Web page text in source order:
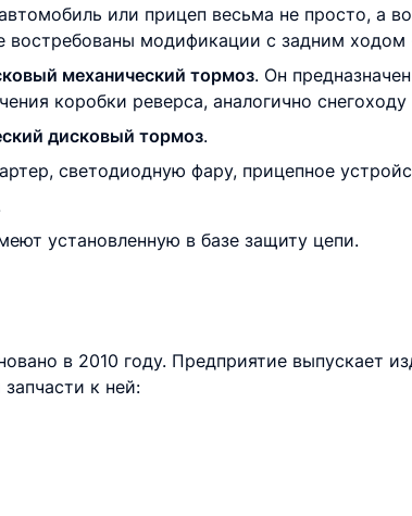
или прицеп весьма не просто, а
модификации с задним ходом
механический тормоз. Он
коробки реверса, аналогично снегоходу
дисковый тормоз.
светодиодную фару, прицепное
установленную в базе защиту цепи.
в 2010 году. Предприятие выпускает
к ней: